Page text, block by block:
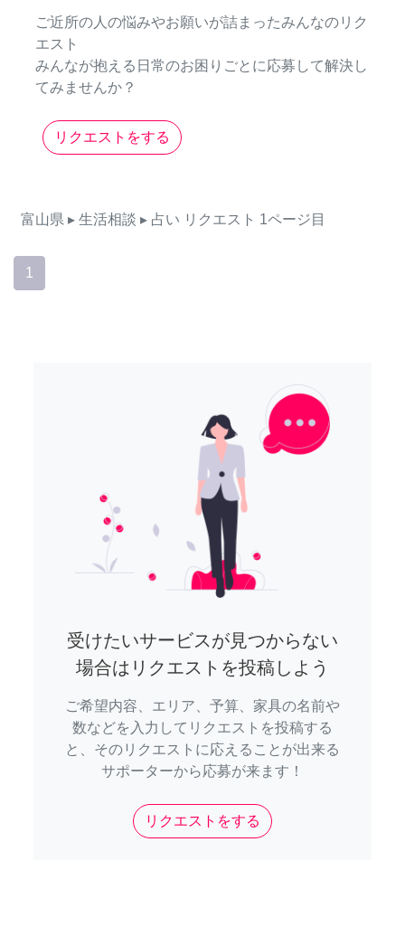
ご近所の人の悩みやお願いが詰まったみんなのリク
エスト
みんなが抱える日常のお困りごとに応募して解決し
てみませんか？
リクエストをする
富山県 ▸ 生活相談 ▸ 占い リクエスト 1ページ目
1
受けたいサービスが見つからない
場合はリクエストを投稿しよう
ご希望内容、エリア、予算、家具の名前や
数などを入力してリクエストを投稿する
と、そのリクエストに応えることが出来る
サポーターから応募が来ます！
リクエストをする